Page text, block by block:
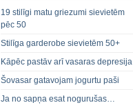
19 stilīgi matu griezumi sievietēm
pēc 50
Stilīga garderobe sievietēm 50+
Kāpēc pastāv arī vasaras depresija
Šovasar gatavojam jogurtu paši
Ja no sapņa esat nogurušas…